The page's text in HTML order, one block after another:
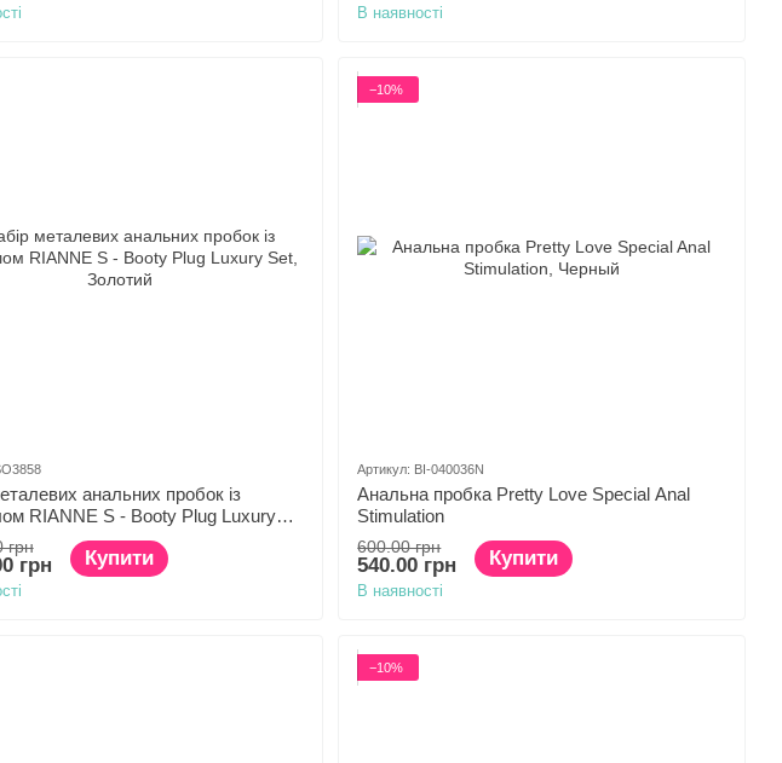
В наявності
анальних пробок із
RIANNE S - Booty Plug Luxury
грн
грн Купити
−10%
Артикул: BI-040036N
Анальна пробка Pretty Love Special Anal
Stimulation
600.00 грн
540.00 грн Купити
В наявності
−10%